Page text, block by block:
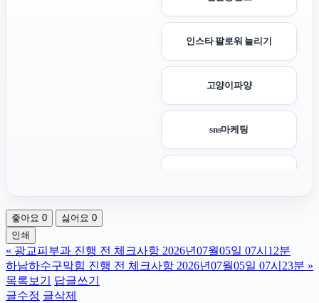
인스타 팔로워 늘리기
고양이파양
sns마케팅
용인학교폭력변호사
좋아요 0 싫어요 0
인쇄
« 광교피부과 진행 전 체크사항 2026년07월05일 07시12분
하남하수구막힘 진행 전 체크사항 2026년07월05일 07시23분 »
목록보기
답글쓰기
글수정 글삭제